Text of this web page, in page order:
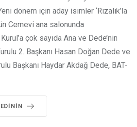
dönem için aday isimler ‘Rızalık’la
Cemevi ana salonunda
çok sayıda Ana ve Dede’nin
2. Başkanı Hasan Doğan Dede ve
Başkanı Haydar Akdağ Dede, BAT-